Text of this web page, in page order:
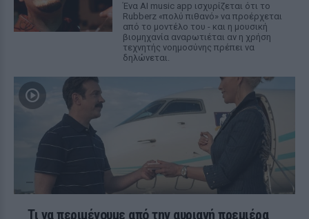
Ένα AI music app ισχυρίζεται ότι το
Rubberz «πολύ πιθανό» να προέρχεται
από το μοντέλο του - και η μουσική
βιομηχανία αναρωτιέται αν η χρήση
τεχνητής νοημοσύνης πρέπει να
δηλώνεται.
Τι να περιμένουμε από την αυριανή πρεμιέρα